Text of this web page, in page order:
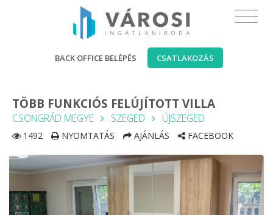
BACK OFFICE BELÉPÉS CSATLAKOZÁS
TÖBB FUNKCIÓS FELÚJÍTOTT VILLA
CSONGRÁD MEGYE SZEGED ÚJSZEGED
1492 NYOMTATÁS AJÁNLÁS FACEBOOK